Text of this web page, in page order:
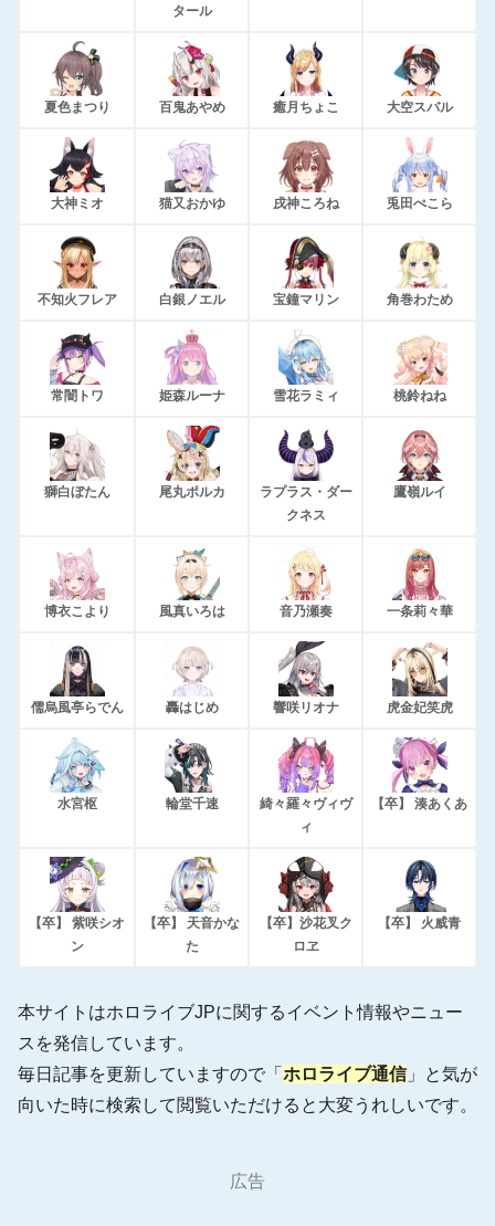
タール
夏色まつり 百鬼あやめ 癒月ちょこ 大空スバル
大神ミオ 猫又おかゆ 戌神ころね 兎田ぺこら
不知火フレア 白銀ノエル 宝鐘マリン 角巻わため
常闇トワ 姫森ルーナ 雪花ラミィ 桃鈴ねね
獅白ぼたん 尾丸ポルカ
ラプラス・ダー
クネス
鷹嶺ルイ
博衣こより 風真いろは 音乃瀬奏 一条莉々華
儒烏風亭らでん 轟はじめ 響咲リオナ 虎金妃笑虎
水宮枢 輪堂千速
綺々羅々ヴィヴ
ィ
【卒】 湊あくあ
【卒】 紫咲シオ
ン
【卒】 天音かな
た
【卒】沙花叉ク
ロヱ
【卒】 火威青
本サイトはホロライブJPに関するイベント情報やニュー
スを発信しています。
毎日記事を更新していますので「 ホロライブ通信 」と気が
向いた時に検索して閲覧いただけると大変うれしいです。
広告